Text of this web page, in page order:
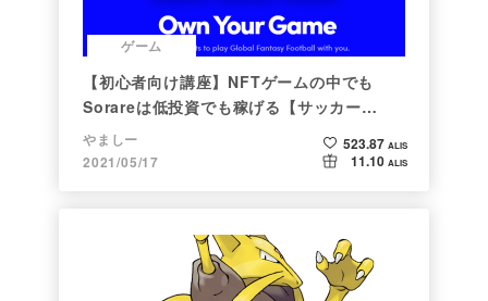
ゲーム
【初心者向け講座】NFTゲームの中でも
Sorareは低投資でも稼げる【サッカー
×NFT×BCG】
やましー
2021/05/17
523.87 ALIS
11.10 ALIS